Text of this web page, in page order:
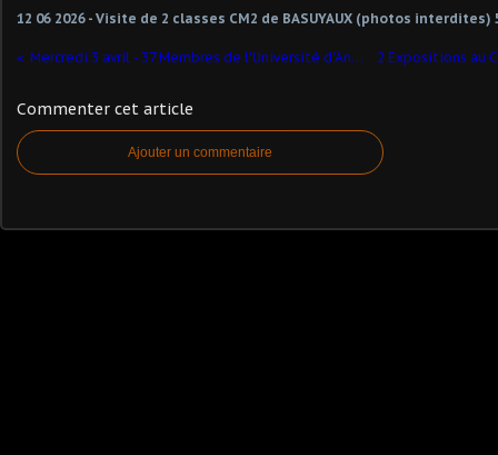
12 06 2026 - Visite de 2 classes CM2 de BASUYAUX (photos interdites)
Mercredi 3 avril - 37 Membres de l'Université d'Anchin sont venus nous rendre visite
Commenter cet article
Ajouter un commentaire